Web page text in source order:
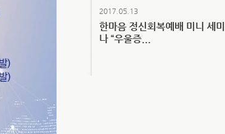
2017.05.13
한마음 정신회복예배 미니 세미
나 “우울증...